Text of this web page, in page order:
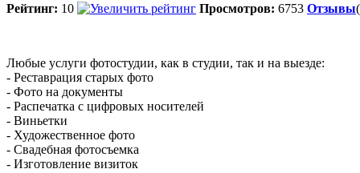
Рейтинг: 10 Просмотров: 6753 Отзывы
Любые услуги фотостудии, как в студии, так и на выезде:
- Реставрация старых фото
- Фото на документы
- Распечатка с цифровых носителей
- Виньетки
- Художественное фото
- Свадебная фотосъемка
- Изготовление визиток